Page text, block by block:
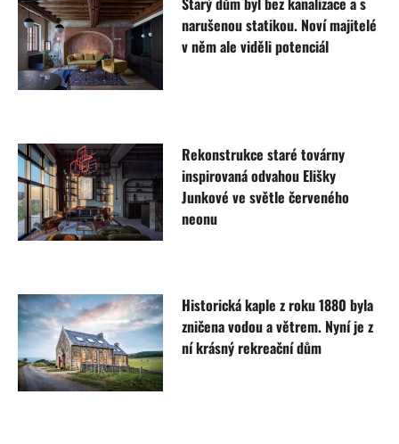
narušenou statikou. Noví majitelé
v něm ale viděli potenciál
Rekonstrukce staré továrny
inspirovaná odvahou Elišky
Junkové ve světle červeného
neonu
Historická kaple z roku 1880 byla
zničena vodou a větrem. Nyní je z
ní krásný rekreační dům